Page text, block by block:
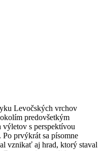
Levočských vrchov
predovšetkým
s perspektívou
prvýkrát sa písomne
vznikať aj hrad, ktorý staval